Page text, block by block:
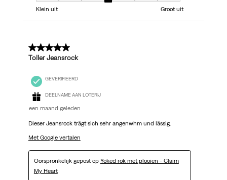
Klein uit
Groot uit
5 van 5 sterren.
Toller Jeansrock
GEVERIFIEERD
DEELNAME AAN LOTERIJ
een maand geleden
Dieser Jeansrock trägt sich sehr angenwhm und lässig.
Met Google vertalen
Oorspronkelijk gepost op Yoked rok met plooien - Claim
My Heart